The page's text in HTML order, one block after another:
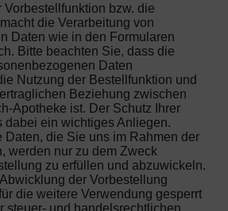
Vorbestellfunktion bzw. die
die Verarbeitung von
Daten wie in den Formularen
Bitte beachten Sie, dass die
Daten
Nutzung der Bestellfunktion und
Beziehung zwischen
Apotheke ist. Der Schutz Ihrer
dabei ein wichtiges Anliegen.
Daten, die Sie uns im Rahmen der
werden nur zu dem Zweck
zu erfüllen und abzuwickeln.
der Vorbestellung
die weitere Verwendung gesperrt
steuer- und handelsrechtlichen